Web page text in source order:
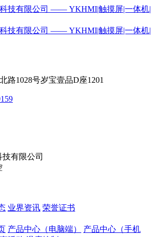
路1028号岁宝壹品D座1201
有限公司
业界资讯 荣誉证书
产品中心（电脑端）
产品中心（手机